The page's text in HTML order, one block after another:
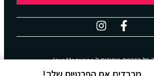
Jour Magazine